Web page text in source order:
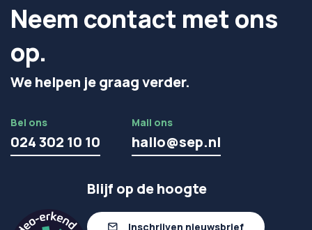
Neem contact met ons
op.
We helpen je graag verder.
Bel ons
024 302 10 10
Mail ons
hallo@sep.nl
Blijf op de hoogte
Inschrijven nieuwsbrief